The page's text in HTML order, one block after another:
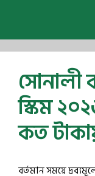
সোনালী
স্কিম
কত
বর্তমান সময়ে